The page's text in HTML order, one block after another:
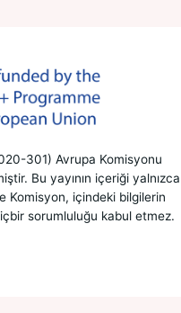
301) Avrupa Komisyonu
Bu yayının içeriği yalnızca
Komisyon, içindeki bilgilerin
sorumluluğu kabul etmez.